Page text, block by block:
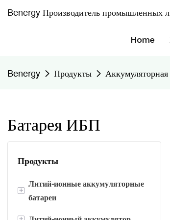
Benergy Производитель промышленных
Home
Benergy Продукты Аккумуляторная
Батарея ИБП
Продукты
+
Литий-ионные аккумуляторные
батареи